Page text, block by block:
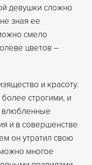
девушки сложно
зная ее
смело
цветов –
и красоту.
строгими, и
и в совершенстве
он утратил свою
многое